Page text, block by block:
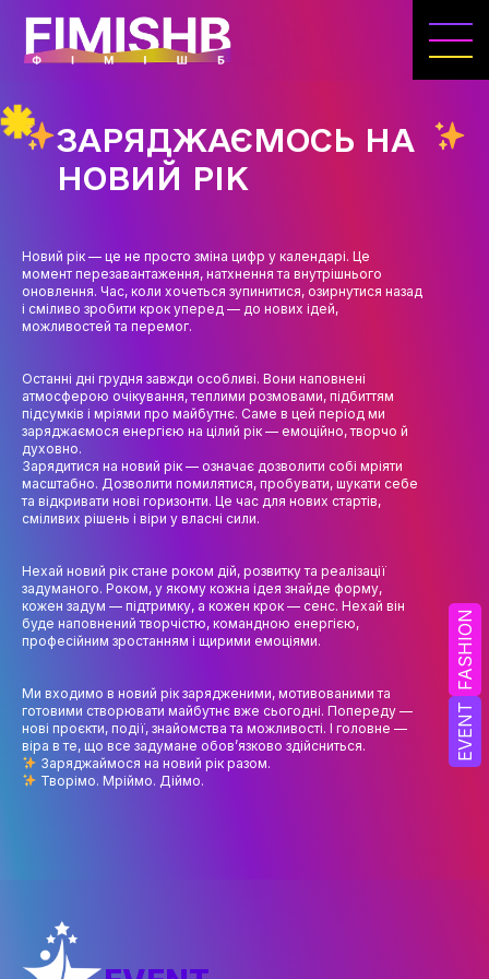
EVENT
FASHION
ГОЛОВНА
ІНДУСТРІЇ ДОЗВІЛЛЯ
МЕТА, ЗАВДАННЯ ТА ІСТОРІЯ КАФЕДРИ
ОСВІТНІ ПРОГРАМИ
ПРАКТИКА
СИЛАБУСИ
НАУКА
НАПРЯМИ ДОСЛІДЖЕНЬ
НАУК.РОБОТА СТУДЕНТІВ
КОНФЕРЕНЦІЇ, СЕМІНАРИ
ПІДВИЩЕННЯ КВАЛІФІКАЦІЇ
АКАДЕМІЧНА ДОБРОЧЕСНІСТЬ
АКАДЕМІЧНА МОБІЛЬНІСТЬ
ВИКЛАДАЦЬКИЙ СКЛАД
ЗАРЯДЖАЄМОСЬ НА
НОВИЙ РІК
Новий рік — це не просто зміна цифр у календарі. Це
момент перезавантаження, натхнення та внутрішнього
оновлення. Час, коли хочеться зупинитися, озирнутися назад
і сміливо зробити крок уперед — до нових ідей,
можливостей та перемог.
Останні дні грудня завжди особливі. Вони наповнені
атмосферою очікування, теплими розмовами, підбиттям
підсумків і мріями про майбутнє. Саме в цей період ми
заряджаємося енергією на цілий рік — емоційно, творчо й
духовно.
Зарядитися на новий рік — означає дозволити собі мріяти
масштабно. Дозволити помилятися, пробувати, шукати себе
та відкривати нові горизонти. Це час для нових стартів,
сміливих рішень і віри у власні сили.
Нехай новий рік стане роком дій, розвитку та реалізації
задуманого. Роком, у якому кожна ідея знайде форму,
кожен задум — підтримку, а кожен крок — сенс. Нехай він
буде наповнений творчістю, командною енергією,
професійним зростанням і щирими емоціями.
Ми входимо в новий рік зарядженими, мотивованими та
готовими створювати майбутнє вже сьогодні. Попереду —
нові проєкти, події, знайомства та можливості. І головне —
віра в те, що все задумане обов’язково здійсниться.
Заряджаймося на новий рік разом.
Творімо. Мріймо. Діймо.